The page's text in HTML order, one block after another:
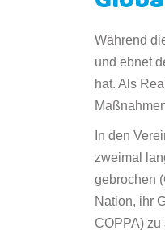
Während
und ebnet
hat. Als
In den
zweimal
gebrochen
Nation, ihr
COPPA)